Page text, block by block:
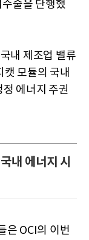
술을 단행했
내 제조업 밸류
모듈의 국내
에너지 주권
내 에너지 시
은 OCI의 이번